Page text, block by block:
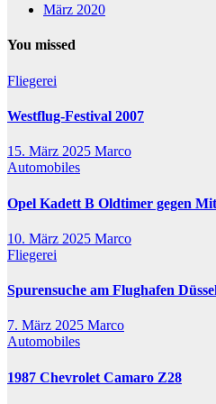
März 2020
You missed
Fliegerei
Westflug-Festival 2007
15. März 2025 Marco
Automobiles
Opel Kadett B Oldtimer gegen
10. März 2025 Marco
Fliegerei
Spurensuche am Flughafen
7. März 2025 Marco
Automobiles
1987 Chevrolet Camaro Z28